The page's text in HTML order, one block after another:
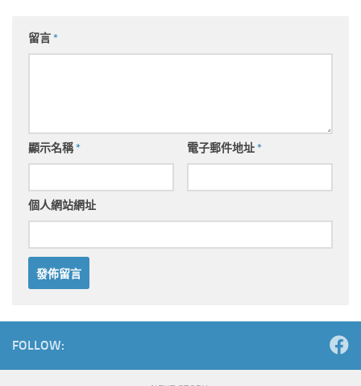
留言*
顯示名稱* 電子郵件地址*
個人網站網址
FOLLOW: